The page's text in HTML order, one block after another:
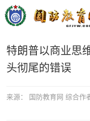
首
时
特朗普以商业思
头彻尾的错误
来源： 国防教育网 综合作